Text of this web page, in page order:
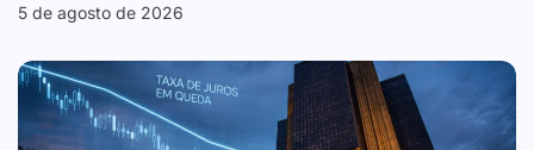
5 de agosto de 2026